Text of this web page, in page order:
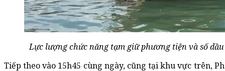
Lực lượng chức năng tạm giữ phương tiện và số
Tiếp theo vào 15h45 cùng ngày, cũng tại khu vực trên,